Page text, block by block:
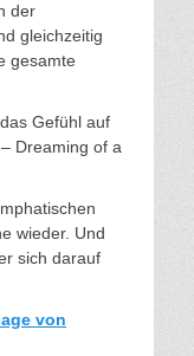
der
gleichzeitig
gesamte
Gefühl auf
Dreaming of a
wieder. Und
sich darauf
von